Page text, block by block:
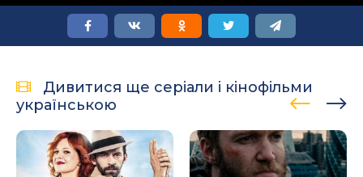
Дивитися ще серіали і кінофільми
українською